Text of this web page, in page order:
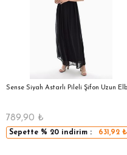
Sense Siyah Astarlı Pileli Şifon Uzun
789,90 ₺
Sepette % 20 indirim : 631,92₺